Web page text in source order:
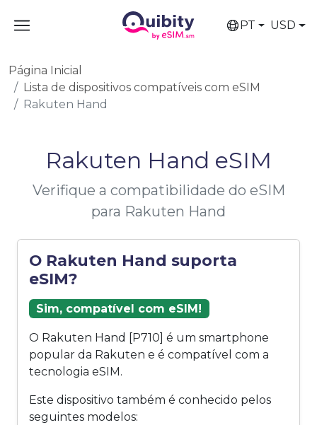
PT USD
Página Inicial
Lista de dispositivos compatíveis com eSIM
Rakuten Hand
Rakuten Hand eSIM
Verifique a compatibilidade do eSIM
para Rakuten Hand
O Rakuten Hand suporta
eSIM?
Sim, compatível com eSIM!
O Rakuten Hand [P710] é um smartphone
popular da Rakuten e é compatível com a
tecnologia eSIM.
Este dispositivo também é conhecido pelos
seguintes modelos: